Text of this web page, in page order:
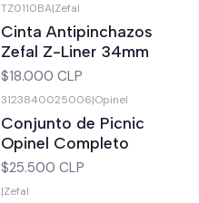
TZ0110BA|Zefal
Cinta Antipinchazos
Zefal Z-Liner 34mm
$18.000 CLP
3123840025006|Opinel
Conjunto de Picnic
Opinel Completo
$25.500 CLP
|Zefal